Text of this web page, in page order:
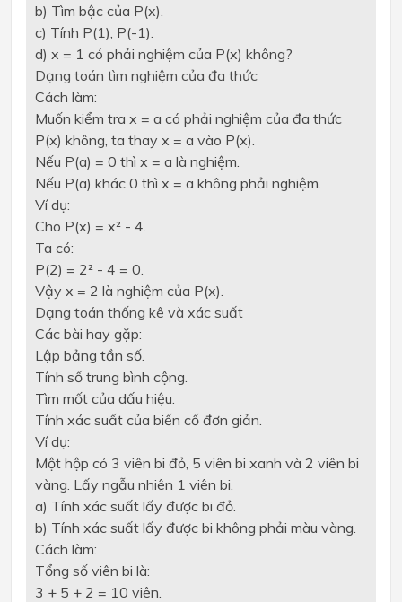
b) Tìm bậc của P(x).
c) Tính P(1), P(-1).
d) x = 1 có phải nghiệm của P(x) không?
Dạng toán tìm nghiệm của đa thức
Cách làm:
Muốn kiểm tra x = a có phải nghiệm của đa thức
P(x) không, ta thay x = a vào P(x).
Nếu P(a) = 0 thì x = a là nghiệm.
Nếu P(a) khác 0 thì x = a không phải nghiệm.
Ví dụ:
Cho P(x) = x² - 4.
Ta có:
P(2) = 2² - 4 = 0.
Vậy x = 2 là nghiệm của P(x).
Dạng toán thống kê và xác suất
Các bài hay gặp:
Lập bảng tần số.
Tính số trung bình cộng.
Tìm mốt của dấu hiệu.
Tính xác suất của biến cố đơn giản.
Ví dụ:
Một hộp có 3 viên bi đỏ, 5 viên bi xanh và 2 viên bi
vàng. Lấy ngẫu nhiên 1 viên bi.
a) Tính xác suất lấy được bi đỏ.
b) Tính xác suất lấy được bi không phải màu vàng.
Cách làm:
Tổng số viên bi là:
3 + 5 + 2 = 10 viên.